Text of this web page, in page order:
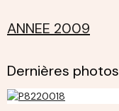
ANNEE 2009
Dernières photos